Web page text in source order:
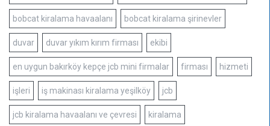
bobcat kiralama havaalanı bobcat kiralama şirinevler
duvar duvar yıkım kırım firması ekibi
en uygun bakırköy kepçe jcb mini firmalar firması hizmeti
işleri iş makinası kiralama yeşilköy jcb
jcb kiralama havaalanı ve çevresi kiralama